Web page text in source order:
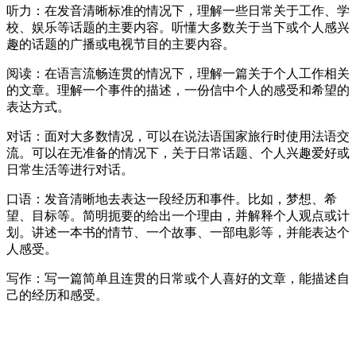
听力：在发音清晰标准的情况下，理解一些日常关于工作、学
校、娱乐等话题的主要内容。听懂大多数关于当下或个人感兴
趣的话题的广播或电视节目的主要内容。
阅读：在语言流畅连贯的情况下，理解一篇关于个人工作相关
的文章。理解一个事件的描述，一份信中个人的感受和希望的
表达方式。
对话：面对大多数情况，可以在说法语国家旅行时使用法语交
流。可以在无准备的情况下，关于日常话题、个人兴趣爱好或
日常生活等进行对话。
口语：发音清晰地去表达一段经历和事件。比如，梦想、希
望、目标等。简明扼要的给出一个理由，并解释个人观点或计
划。讲述一本书的情节、一个故事、一部电影等，并能表达个
人感受。
写作：写一篇简单且连贯的日常或个人喜好的文章，能描述自
己的经历和感受。